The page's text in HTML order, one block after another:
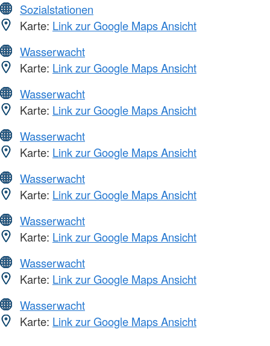
Sozialstationen
Karte: Link zur Google Maps Ansicht
Wasserwacht
Karte: Link zur Google Maps Ansicht
Wasserwacht
Karte: Link zur Google Maps Ansicht
Wasserwacht
Karte: Link zur Google Maps Ansicht
Wasserwacht
Karte: Link zur Google Maps Ansicht
Wasserwacht
Karte: Link zur Google Maps Ansicht
Wasserwacht
Karte: Link zur Google Maps Ansicht
Wasserwacht
Karte: Link zur Google Maps Ansicht